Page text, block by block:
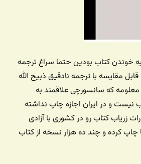
خوندن کتاب بودین حتما سراغ ترجمه
مقایسه با ترجمه نادقیق ذبیح الله
که سانسورچی علاقمند به
و در ایران اجازه چاپ نداشته
زریاب کتاب رو در کشوری با آزادی
چاپ کرده و چند ده هزار نسخه از کتاب